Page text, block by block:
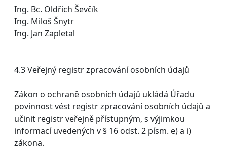
Ing. Bc. Oldřich Ševčík
Ing. Miloš Šnytr
Ing. Jan Zapletal
4.3 Veřejný registr zpracování osobních údajů
Zákon o ochraně osobních údajů ukládá Úřadu
povinnost vést registr zpracování osobních údajů a
učinit registr veřejně přístupným, s výjimkou
informací uvedených v § 16 odst. 2 písm. e) a i)
zákona.